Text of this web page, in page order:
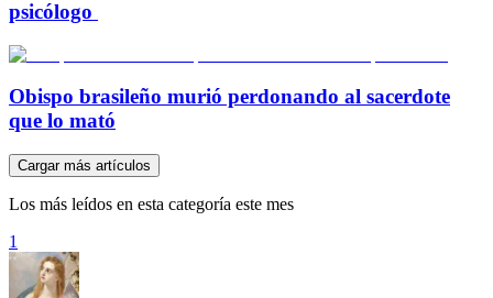
psicólogo
Obispo brasileño murió perdonando al sacerdote
que lo mató
Cargar más artículos
Los más leídos en esta categoría este mes
1